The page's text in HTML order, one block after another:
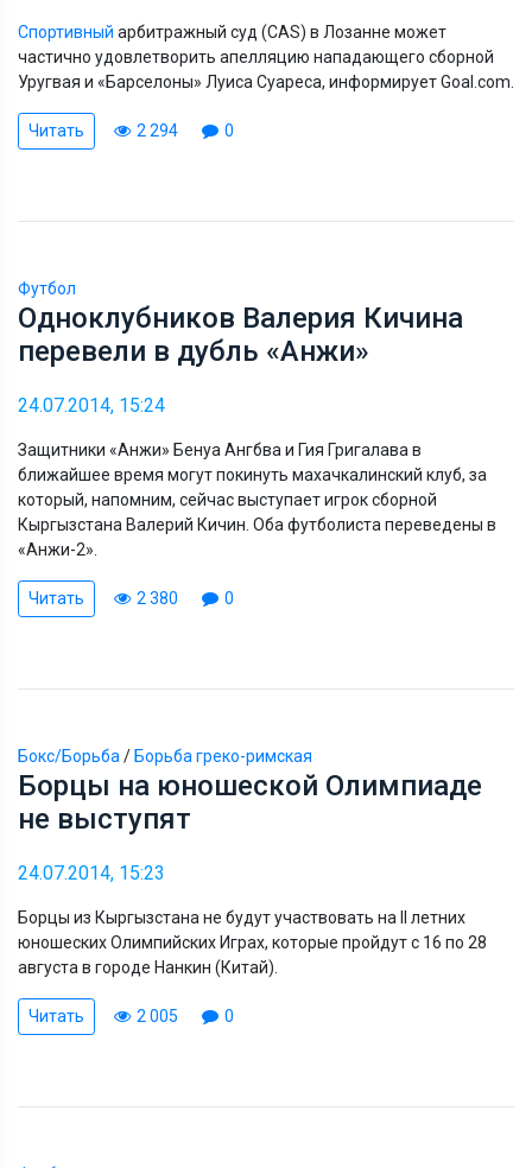
Спортивный арбитражный суд (CAS) в Лозанне может
частично удовлетворить апелляцию нападающего сборной
Уругвая и «Барселоны» Луиса Суареса, информирует Goal.com.
Читать 2 294 0
Футбол
Одноклубников Валерия Кичина
перевели в дубль «Анжи»
24.07.2014, 15:24
Защитники «Анжи» Бенуа Ангбва и Гия Григалава в
ближайшее время могут покинуть махачкалинский клуб, за
который, напомним, сейчас выступает игрок сборной
Кыргызстана Валерий Кичин. Оба футболиста переведены в
«Анжи-2».
Читать 2 380 0
Бокс/Борьба / Борьба греко-римская
Борцы на юношеской Олимпиаде
не выступят
24.07.2014, 15:23
Борцы из Кыргызстана не будут участвовать на II летних
юношеских Олимпийских Играх, которые пройдут с 16 по 28
августа в городе Нанкин (Китай).
Читать 2 005 0